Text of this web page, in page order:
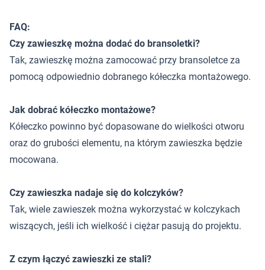
FAQ:
Czy zawieszkę można dodać do bransoletki?
Tak, zawieszkę można zamocować przy bransoletce za
pomocą odpowiednio dobranego kółeczka montażowego.
Jak dobrać kółeczko montażowe?
Kółeczko powinno być dopasowane do wielkości otworu
oraz do grubości elementu, na którym zawieszka będzie
mocowana.
Czy zawieszka nadaje się do kolczyków?
Tak, wiele zawieszek można wykorzystać w kolczykach
wiszących, jeśli ich wielkość i ciężar pasują do projektu.
Z czym łączyć zawieszki ze stali?